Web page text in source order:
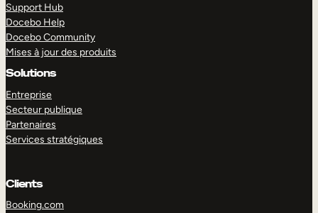
Support Hub
Docebo Help
Docebo Community
Mises à jour des produits
Solutions
Entreprise
Secteur publique
Partenaires
Services stratégiques
Clients
Booking.com